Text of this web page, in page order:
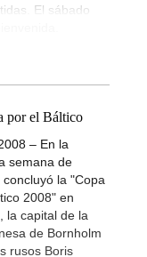
El sábado
por el Báltico
– En la
semana de
concluyó la "Copa
2008" en
la capital de la
de Bornholm
rusos Boris